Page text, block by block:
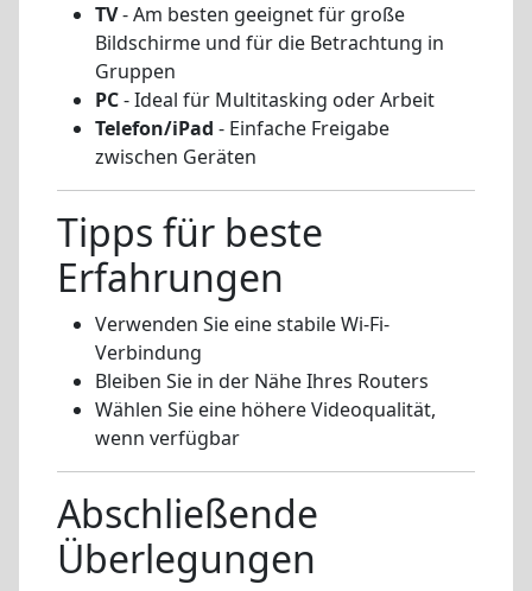
TV- Am besten geeignet für große
Bildschirme und für die Betrachtung in
Gruppen
PC- Ideal für Multitasking oder Arbeit
Telefon/iPad - Einfache Freigabe
zwischen Geräten
Tipps für beste
Erfahrungen
Verwenden Sie eine stabile Wi-Fi-
Verbindung
Bleiben Sie in der Nähe Ihres Routers
Wählen Sie eine höhere Videoqualität,
wenn verfügbar
Abschließende
Überlegungen